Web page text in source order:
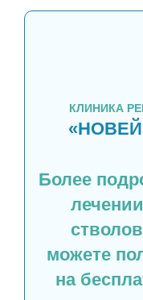
КЛИНИКА
Более
можете
на